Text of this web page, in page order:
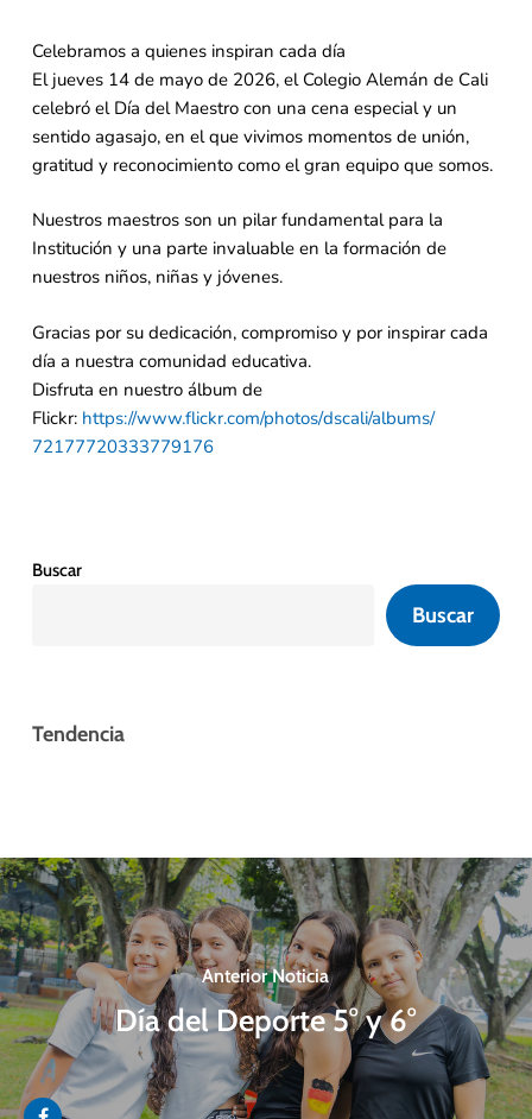
Celebramos a quienes inspiran cada día
El jueves 14 de mayo de 2026, el Colegio Alemán de Cali
celebró el Día del Maestro con una cena especial y un
sentido agasajo, en el que vivimos momentos de unión,
gratitud y reconocimiento como el gran equipo que somos.
Nuestros maestros son un pilar fundamental para la
Institución y una parte invaluable en la formación de
nuestros niños, niñas y jóvenes.
Gracias por su dedicación, compromiso y por inspirar cada
día a nuestra comunidad educativa.
Disfruta en nuestro álbum de
Flickr: https://www.flickr.com/photos/dscali/albums/
72177720333779176
Buscar
Buscar
Tendencia
Anterior Noticia
Día del Deporte 5° y 6°